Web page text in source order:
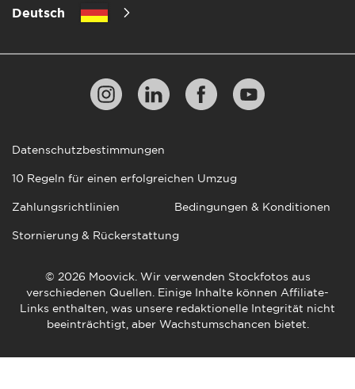
Deutsch
© 2026 Moovick. Wir verwenden Stockfotos aus
verschiedenen Quellen. Einige Inhalte können Affiliate-
Links enthalten, was unsere redaktionelle Integrität nicht
beeinträchtigt, aber Wachstumschancen bietet.
Datenschutzbestimmungen
10 Regeln für einen erfolgreichen Umzug
Zahlungsrichtlinien Bedingungen & Konditionen
Stornierung & Rückerstattung